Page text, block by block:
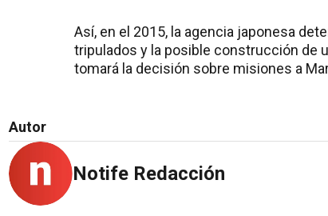
Así, en el 2015, la agencia japonesa
tripulados y la posible construcción de
tomará la decisión sobre misiones a
Autor
Notife Redacción